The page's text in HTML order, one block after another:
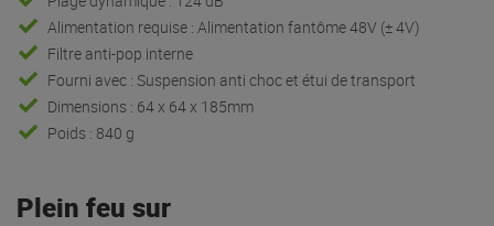
Alimentation requise : Alimentation fantôme 48V (± 4V)
Filtre anti-pop interne
Fourni avec : Suspension anti choc et étui de transport
Dimensions : 64 x 64 x 185mm
Poids : 840 g
Plein feu sur